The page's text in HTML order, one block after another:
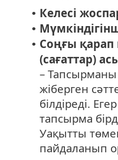
• Келесі
•
• Соңғы қарап
(сағаттар)
– Тапсырманы
жіберген
білдіреді.
тапсырма
Уақытты
пайдаланып